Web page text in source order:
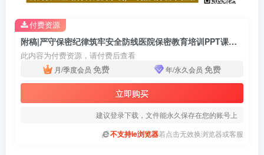
附稿|严守保密纪律筑牢安全防线医院保密教育培训PPT课件新保密法医疗数据安全
此内容为付费资源，请付费后查看
月/季度会员 免费 年/永久会员 免费
立即购买
建议登录下载，文件能永久保存在您的账号上
不支持ie浏览器若点击无效换浏览器或客服
付费资源